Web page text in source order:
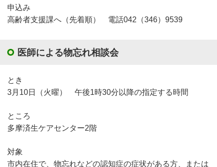
申込み
高齢者支援課へ（先着順） 電話042（346）9539
医師による物忘れ相談会
とき
3月10日（火曜） 午後1時30分以降の指定する時間
ところ
多摩済生ケアセンター2階
対象
市内在住で、物忘れなどの認知症の症状がある方、または